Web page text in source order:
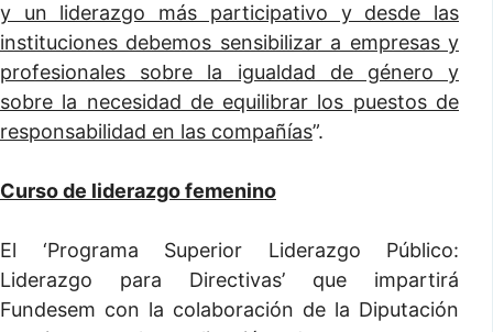
y un liderazgo más participativo y desde las
instituciones debemos sensibilizar a empresas y
profesionales sobre la igualdad de género y
sobre la necesidad de equilibrar los puestos de
responsabilidad en las compañías”.
Curso de liderazgo femenino
El ‘Programa Superior Liderazgo Público:
Liderazgo para Directivas’ que impartirá
Fundesem con la colaboración de la Diputación